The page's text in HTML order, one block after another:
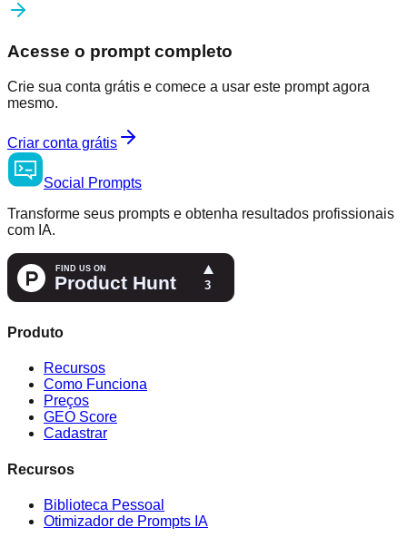
Acesse o prompt completo
Crie sua conta grátis e comece a usar este prompt agora
mesmo.
Criar conta grátis
Social
Prompts
Transforme seus prompts e obtenha resultados profissionais
com IA.
Produto
Recursos
Como Funciona
Preços
GEO Score
Cadastrar
Recursos
Biblioteca Pessoal
Otimizador de Prompts IA